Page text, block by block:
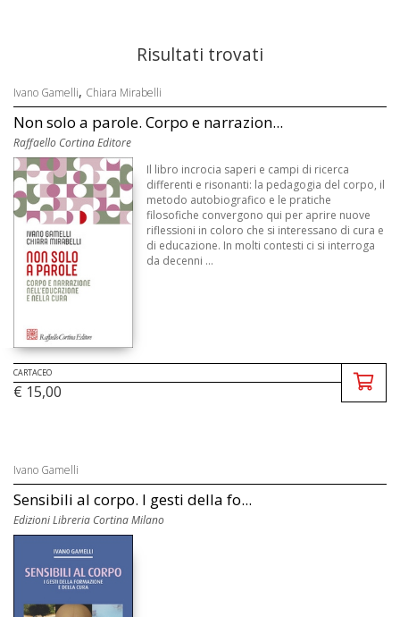
Risultati trovati
Ivano Gamelli, Chiara Mirabelli
Non solo a parole. Corpo e narrazion...
Raffaello Cortina Editore
Il libro incrocia saperi e campi di ricerca
differenti e risonanti: la pedagogia del corpo, il
metodo autobiografico e le pratiche
filosofiche convergono qui per aprire nuove
riflessioni in coloro che si interessano di cura e
di educazione. In molti contesti ci si interroga
da decenni ...
CARTACEO
€ 15,00
Ivano Gamelli
Sensibili al corpo. I gesti della fo...
Edizioni Libreria Cortina Milano